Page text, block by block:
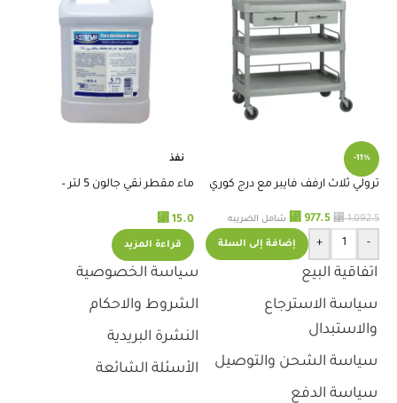
-11%
ترولي ثلاث ارفف فايبر مع درج كوري
⃁1,092.5
⃁ 977.5 شامل الضريبه
-
+ إضافة إلى السلة
نفذ
ماء مقطر نقي جالون 5 لتر –
⃁ 15.0
قراءة المزيد
اتفاقية البيع
سياسة الاسترجاع
والاستبدال
سياسة الشحن والتوصيل
سياسة الدفع
سياسة الخصوصية
الشروط والاحكام
النشرة البريدية
الأسئلة الشائعة